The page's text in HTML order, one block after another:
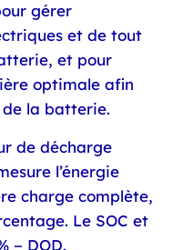
gérer
et de tout
et pour
optimale afin
la batterie.
de décharge
l’énergie
charge complète,
Le SOC et
− DOD.